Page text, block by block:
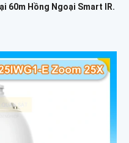
60m Hồng Ngoại Smart IR.